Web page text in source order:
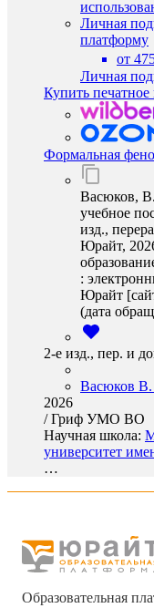
Личная
платформу
от
Личная
Купить печатное
Формальная
Васюков,
учебное
изд.,
Юрайт,
:
Юрайт
(дата
2-е изд., пер. и
Васюков
2026
/Гриф УМО ВО
Научная школа:
университет
…
Образовательная